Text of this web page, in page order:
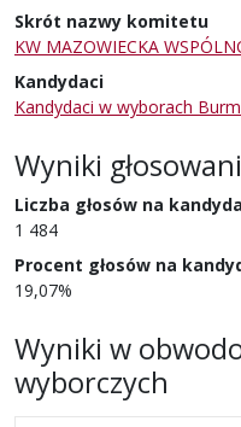
Skrót nazwy komitetu
KW MAZOWIECKA
Kandydaci
Kandydaci w wyborach
Wyniki
Liczba głosów na
1 484
Procent głosów na
19,07%
Wyniki w
wyborczych